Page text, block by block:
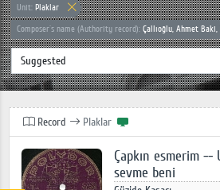
Unit: Plaklar
Composer`s name (Authority record): Çallıoğlu, Ahmet Baki,
Record Plaklar
Çapkın esmerim --
sevme beni